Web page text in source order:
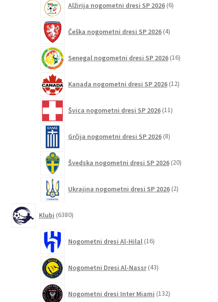
Alžirija nogometni dresi SP 2026 6izdelkov
Češka nogometni dresi SP 2026 4izdelki
Senegal nogometni dresi SP 2026 16izdelkov
Kanada nogometni dresi SP 2026 12izdelkov
Švica nogometni dresi SP 2026 11izdelkov
Grčija nogometni dresi SP 2026 8izdelkov
Švedska nogometni dresi SP 2026 20izdelkov
Ukrajina nogometni dresi SP 2026 2izdelka
Klubi 6380izdelkov
Nogometni dresi Al-Hilal 16izdelkov
Nogometni Dresi Al-Nassr 43izdelkov
Nogometni dresi Inter Miami 132izdelkov